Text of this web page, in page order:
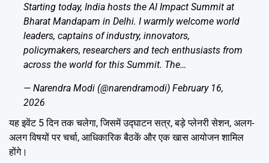
Starting today, India hosts the AI Impact Summit at
Bharat Mandapam in Delhi. I warmly welcome world
leaders, captains of industry, innovators,
policymakers, researchers and tech enthusiasts from
across the world for this Summit. The…
— Narendra Modi (@narendramodi) February 16,
2026
यह इवेंट 5 दिन तक चलेगा, जिसमें उद्घाटन सत्र, बड़े प्लेनरी सेशन, अलग-
अलग विषयों पर चर्चा, आधिकारिक बैठकें और एक खास आयोजन शामिल
होंगे।